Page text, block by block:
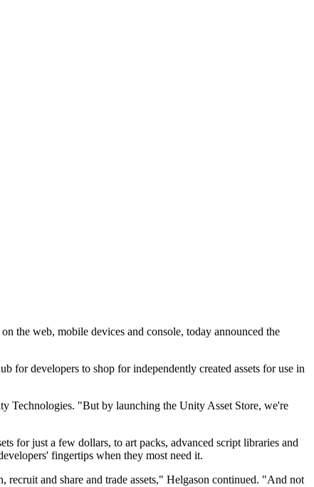
the web, mobile devices and console, today announced the
for developers to shop for independently created assets for use in
Technologies. "But by launching the Unity Asset Store, we're
for just a few dollars, to art packs, advanced script libraries and
fingertips when they most need it.
and share and trade assets," Helgason continued. "And not